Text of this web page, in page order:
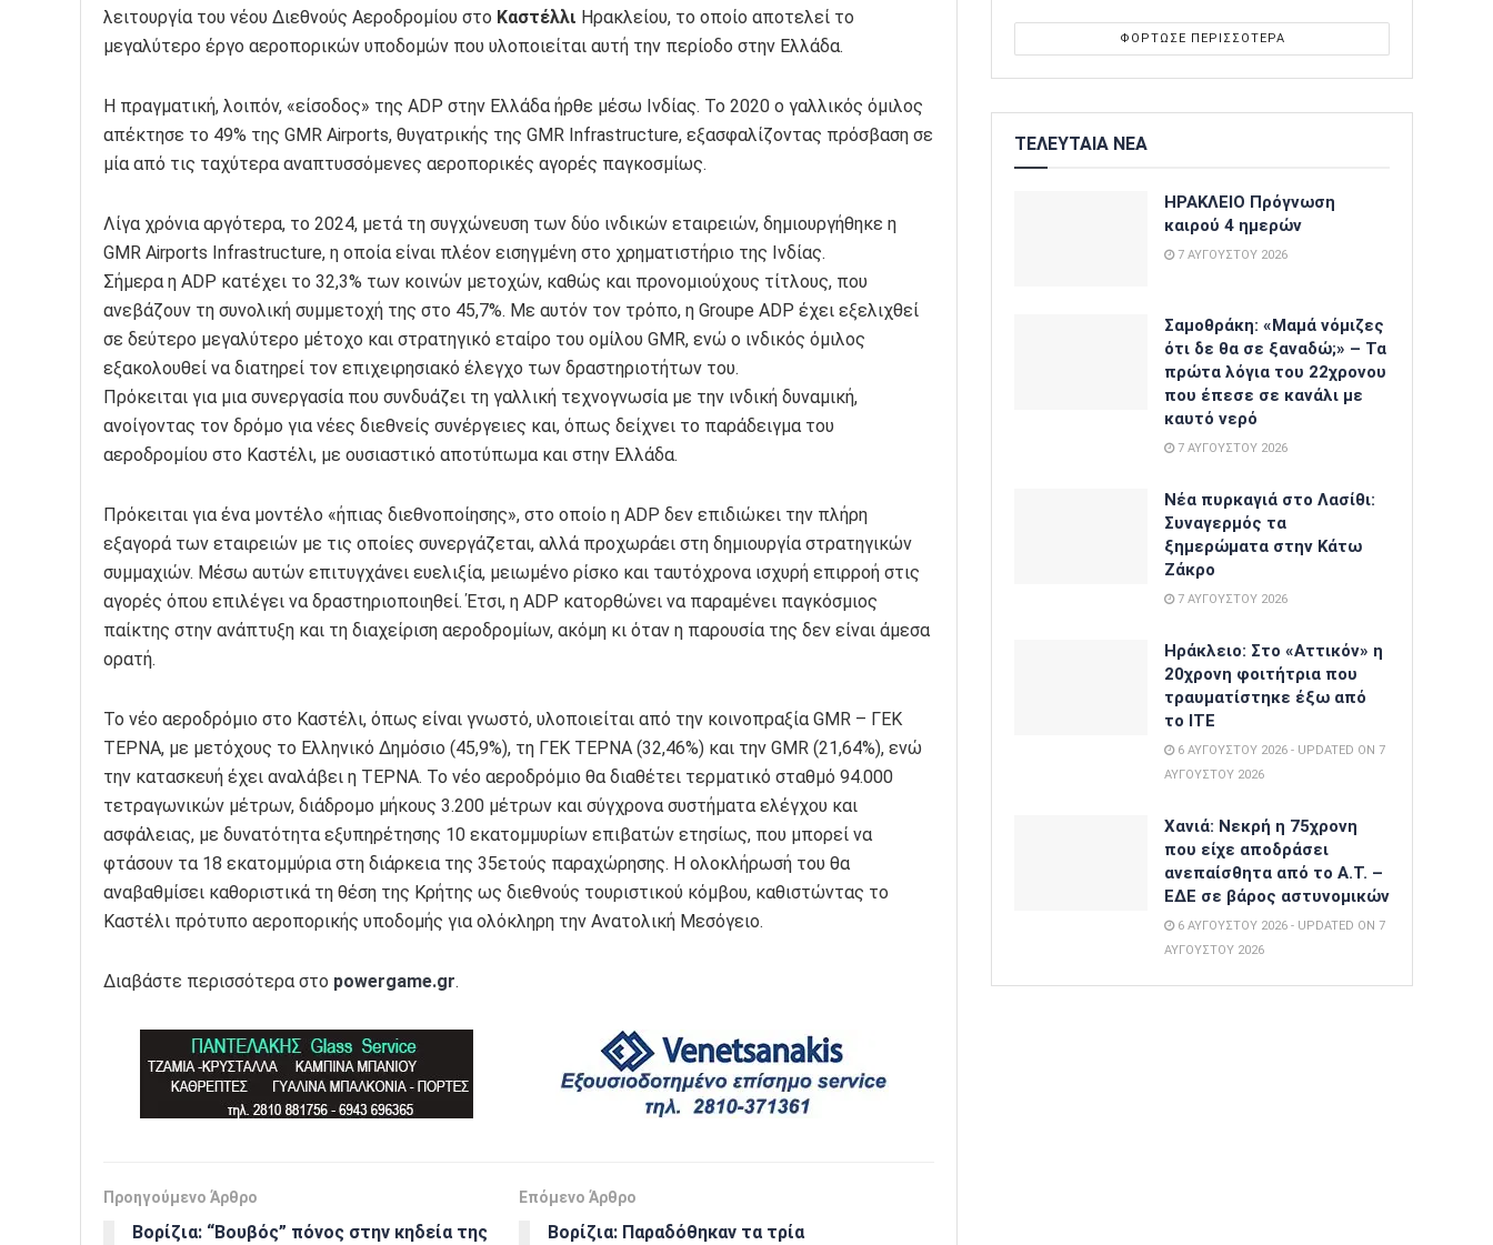
λειτουργία του νέου Διεθνούς Αεροδρομίου στο Καστέλλι Ηρακλείου, το οποίο αποτελεί το
μεγαλύτερο έργο αεροπορικών υποδομών που υλοποιείται αυτή την περίοδο στην Ελλάδα.
Η πραγματική, λοιπόν, «είσοδος» της ADP στην Ελλάδα ήρθε μέσω Ινδίας. Το 2020 ο γαλλικός όμιλος
απέκτησε το 49% της GMR Airports, θυγατρικής της GMR Infrastructure, εξασφαλίζοντας πρόσβαση σε
μία από τις ταχύτερα αναπτυσσόμενες αεροπορικές αγορές παγκοσμίως.
Λίγα χρόνια αργότερα, το 2024, μετά τη συγχώνευση των δύο ινδικών εταιρειών, δημιουργήθηκε η
GMR Airports Infrastructure, η οποία είναι πλέον εισηγμένη στο χρηματιστήριο της Ινδίας.
Σήμερα η ADP κατέχει το 32,3% των κοινών μετοχών, καθώς και προνομιούχους τίτλους, που
ανεβάζουν τη συνολική συμμετοχή της στο 45,7%. Με αυτόν τον τρόπο, η Groupe ADP έχει εξελιχθεί
σε δεύτερο μεγαλύτερο μέτοχο και στρατηγικό εταίρο του ομίλου GMR, ενώ ο ινδικός όμιλος
εξακολουθεί να διατηρεί τον επιχειρησιακό έλεγχο των δραστηριοτήτων του.
Πρόκειται για μια συνεργασία που συνδυάζει τη γαλλική τεχνογνωσία με την ινδική δυναμική,
ανοίγοντας τον δρόμο για νέες διεθνείς συνέργειες και, όπως δείχνει το παράδειγμα του
αεροδρομίου στο Καστέλι, με ουσιαστικό αποτύπωμα και στην Ελλάδα.
Πρόκειται για ένα μοντέλο «ήπιας διεθνοποίησης», στο οποίο η ADP δεν επιδιώκει την πλήρη
εξαγορά των εταιρειών με τις οποίες συνεργάζεται, αλλά προχωράει στη δημιουργία στρατηγικών
συμμαχιών. Μέσω αυτών επιτυγχάνει ευελιξία, μειωμένο ρίσκο και ταυτόχρονα ισχυρή επιρροή στις
αγορές όπου επιλέγει να δραστηριοποιηθεί. Έτσι, η ADP κατορθώνει να παραμένει παγκόσμιος
παίκτης στην ανάπτυξη και τη διαχείριση αεροδρομίων, ακόμη κι όταν η παρουσία της δεν είναι άμεσα
ορατή.
Το νέο αεροδρόμιο στο Καστέλι, όπως είναι γνωστό, υλοποιείται από την κοινοπραξία GMR – ΓΕΚ
ΤΕΡΝΑ, με μετόχους το Ελληνικό Δημόσιο (45,9%), τη ΓΕΚ ΤΕΡΝΑ (32,46%) και την GMR (21,64%), ενώ
την κατασκευή έχει αναλάβει η ΤΕΡΝΑ. Το νέο αεροδρόμιο θα διαθέτει τερματικό σταθμό 94.000
τετραγωνικών μέτρων, διάδρομο μήκους 3.200 μέτρων και σύγχρονα συστήματα ελέγχου και
ασφάλειας, με δυνατότητα εξυπηρέτησης 10 εκατομμυρίων επιβατών ετησίως, που μπορεί να
φτάσουν τα 18 εκατομμύρια στη διάρκεια της 35ετούς παραχώρησης. Η ολοκλήρωσή του θα
αναβαθμίσει καθοριστικά τη θέση της Κρήτης ως διεθνούς τουριστικού κόμβου, καθιστώντας το
Καστέλι πρότυπο αεροπορικής υποδομής για ολόκληρη την Ανατολική Μεσόγειο.
Διαβάστε περισσότερα στο powergame.gr.
Προηγούμενο Άρθρο
Βορίζια: “Βουβός” πόνος στην κηδεία της
Επόμενο Άρθρο
Βορίζια: Παραδόθηκαν τα τρία
ΦΌΡΤΩΣΕ ΠΕΡΙΣΣΌΤΕΡΑ
ΤΕΛΕΥΤΑΙΑ ΝΕΑ
ΗΡΑΚΛΕΙΟ Πρόγνωση
καιρού 4 ημερών
7 ΑΥΓΟΎΣΤΟΥ 2026
Σαμοθράκη: «Μαμά νόμιζες
ότι δε θα σε ξαναδώ;» – Τα
πρώτα λόγια του 22χρονου
που έπεσε σε κανάλι με
καυτό νερό
7 ΑΥΓΟΎΣΤΟΥ 2026
Νέα πυρκαγιά στο Λασίθι:
Συναγερμός τα
ξημερώματα στην Κάτω
Ζάκρο
7 ΑΥΓΟΎΣΤΟΥ 2026
Ηράκλειο: Στο «Αττικόν» η
20χρονη φοιτήτρια που
τραυματίστηκε έξω από
το ΙΤΕ
6 ΑΥΓΟΎΣΤΟΥ 2026 - UPDATED ON 7
ΑΥΓΟΎΣΤΟΥ 2026
Χανιά: Νεκρή η 75χρονη
που είχε αποδράσει
ανεπαίσθητα από το Α.Τ. –
ΕΔΕ σε βάρος αστυνομικών
6 ΑΥΓΟΎΣΤΟΥ 2026 - UPDATED ON 7
ΑΥΓΟΎΣΤΟΥ 2026